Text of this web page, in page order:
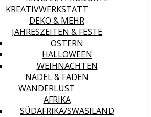
KREATIVWERKSTATT
DEKO & MEHR
JAHRESZEITEN & FESTE
OSTERN
HALLOWEEN
WEIHNACHTEN
NADEL & FADEN
WANDERLUST
AFRIKA
SÜDAFRIKA/SWASILAND